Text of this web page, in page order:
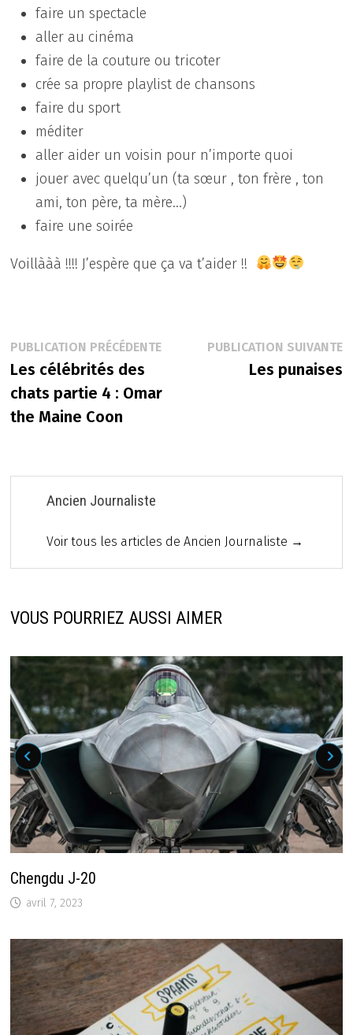
faire un spectacle
aller au cinéma
faire de la couture ou tricoter
crée sa propre playlist de chansons
faire du sport
méditer
aller aider un voisin pour n’importe quoi
jouer avec quelqu’un (ta sœur , ton frère , ton
ami, ton père, ta mère…)
faire une soirée
Voillààà !!!! J’espère que ça va t’aider !!
Navigation
de
l’article
PUBLICATION PRÉCÉDENTEPublication
Les célébrités des
chats partie 4 : Omar
the Maine Coon
PUBLICATION SUIVANTE
Les punaises
Ancien Journaliste
Voir tous les articles de Ancien Journaliste →
VOUS POURRIEZ AUSSI AIMER
Chengdu J-20
avril 7, 2023